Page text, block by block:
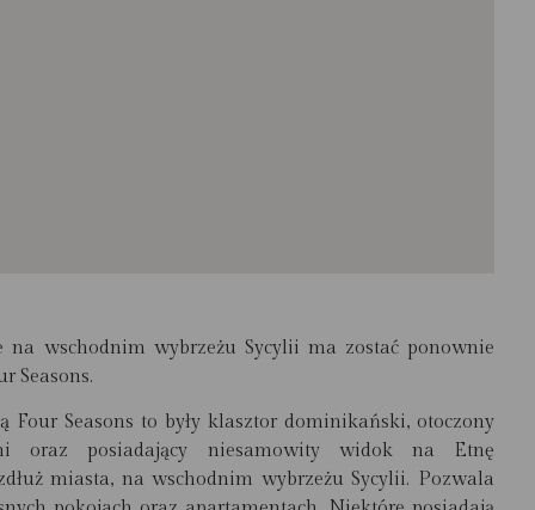
wschodnim wybrzeżu Sycylii ma zostać ponownie
Seasons.
Seasons to były klasztor dominikański, otoczony
oraz posiadający niesamowity widok na Etnę
miasta, na wschodnim wybrzeżu Sycylii. Pozwala